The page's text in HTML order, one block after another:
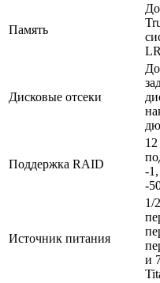
Память
Дисковые отсеки
Поддержка RAID
-
-
Источник питания
1/
и